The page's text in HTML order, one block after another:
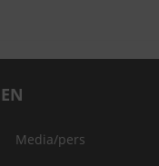
Media/pers